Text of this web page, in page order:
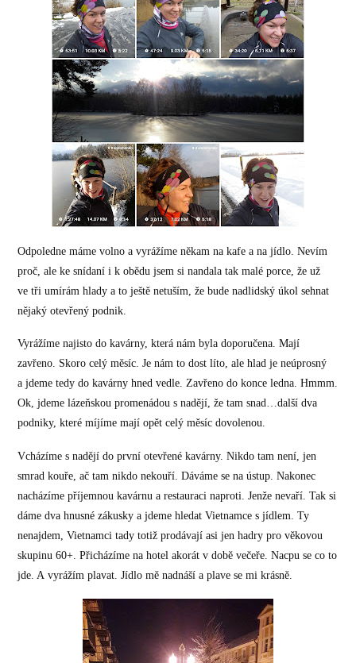
Odpoledne máme volno a vyrážíme někam na kafe a na jídlo. Nevím
proč, ale ke snídaní i k obědu jsem si nandala tak malé porce, že už
ve tři umírám hlady a to ještě netuším, že bude nadlidský úkol sehnat
nějaký otevřený podnik.
Vyrážíme najisto do kavárny, která nám byla doporučena. Mají
zavřeno. Skoro celý měsíc. Je nám to dost líto, ale hlad je neúprosný
a jdeme tedy do kavárny hned vedle. Zavřeno do konce ledna. Hmmm.
Ok, jdeme lázeňskou promenádou s nadějí, že tam snad…další dva
podniky, které míjíme mají opět celý měsíc dovolenou.
Vcházíme s nadějí do první otevřené kavárny. Nikdo tam není, jen
smrad kouře, ač tam nikdo nekouří. Dáváme se na ústup. Nakonec
nacházíme příjemnou kavárnu a restauraci naproti. Jenže nevaří. Tak si
dáme dva hnusné zákusky a jdeme hledat Vietnamce s jídlem. Ty
nenajdem, Vietnamci tady totiž prodávají asi jen hadry pro věkovou
skupinu 60+. Přicházíme na hotel akorát v době večeře. Nacpu se co to
jde. A vyrážím plavat. Jídlo mě nadnáší a plave se mi krásně.